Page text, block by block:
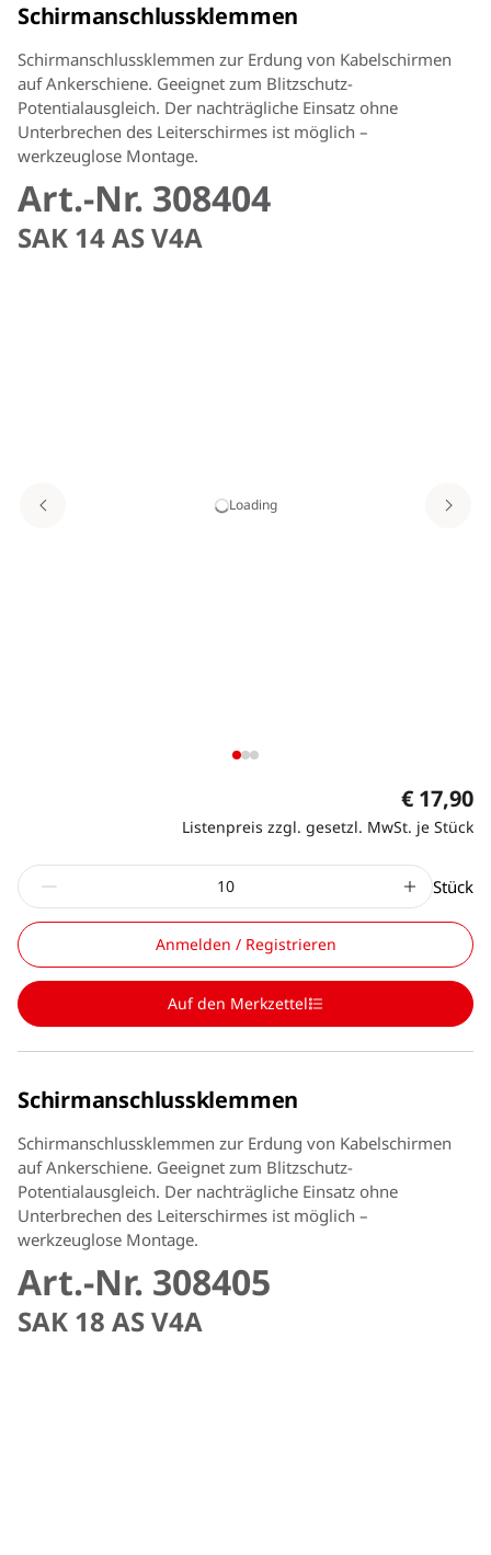
Schirmanschlussklemmen
Schirmanschlussklemmen zur Erdung von Kabelschirmen
auf Ankerschiene. Geeignet zum Blitzschutz-
Potentialausgleich. Der nachträgliche Einsatz ohne
Unterbrechen des Leiterschirmes ist möglich –
werkzeuglose Montage.
Art.-Nr. 308404
SAK 14 AS V4A
Loading
€ 17,90
Listenpreis zzgl. gesetzl. MwSt. je Stück
Stück
Anmelden / Registrieren
Auf den Merkzettel
Schirmanschlussklemmen
Schirmanschlussklemmen zur Erdung von Kabelschirmen
auf Ankerschiene. Geeignet zum Blitzschutz-
Potentialausgleich. Der nachträgliche Einsatz ohne
Unterbrechen des Leiterschirmes ist möglich –
werkzeuglose Montage.
Art.-Nr. 308405
SAK 18 AS V4A